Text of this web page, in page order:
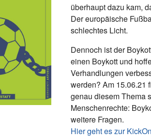
überhaupt dazu kam,
Der europäische
schlechtes Licht.
Dennoch ist der
einen Boykott und
Verhandlungen
werden? Am 15.06.21
genau diesem Thema
Menschenrechte:
weitere Fragen.
Hier geht es zur